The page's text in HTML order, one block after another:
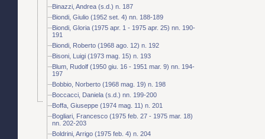
Binazzi, Andrea (s.d.) n. 187
Biondi, Giulio (1952 set. 4) nn. 188-189
Biondi, Gloria (1975 apr. 1 - 1975 apr. 25) nn. 190-
191
Biondi, Roberto (1968 ago. 12) n. 192
Bisoni, Luigi (1973 mag. 15) n. 193
Blum, Rudolf (1950 giu. 16 - 1951 mar. 9) nn. 194-
197
Bobbio, Norberto (1968 mag. 19) n. 198
Boccacci, Daniela (s.d.) nn. 199-200
Boffa, Giuseppe (1974 mag. 11) n. 201
Bogliari, Francesco (1975 feb. 27 - 1975 mar. 18)
nn. 202-203
Boldrini, Arrigo (1975 feb. 4) n. 204